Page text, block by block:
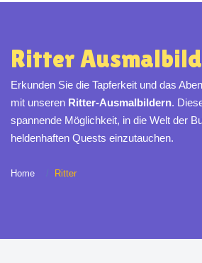
Ritter
Erkunden Sie die Tapferkeit und das
mit unseren Ritter-Ausmalbildern.
spannende Möglichkeit, in die Welt der
heldenhaften Quests einzutauchen.
Home Ritter